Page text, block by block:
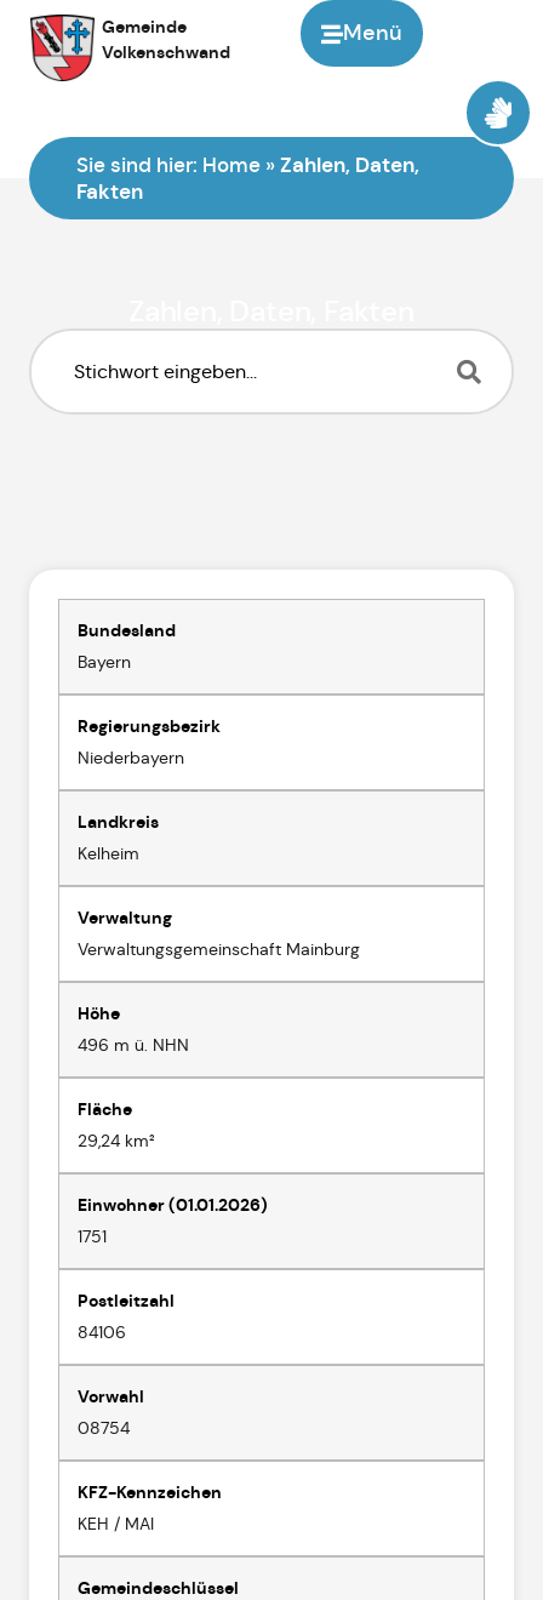
springen
Menü
Gemeinde
Volkenschwand
Sie sind hier: Home »Zahlen, Daten,
Fakten
Bundesland
Bayern
Regierungsbezirk
Niederbayern
Landkreis
Kelheim
Verwaltung
Verwaltungsgemeinschaft Mainburg
Höhe
496 m ü. NHN
Fläche
29,24 km²
Einwohner (01.01.2026)
1751
Postleitzahl
84106
Vorwahl
08754
KFZ-Kennzeichen
KEH / MAI
Gemeindeschlüssel